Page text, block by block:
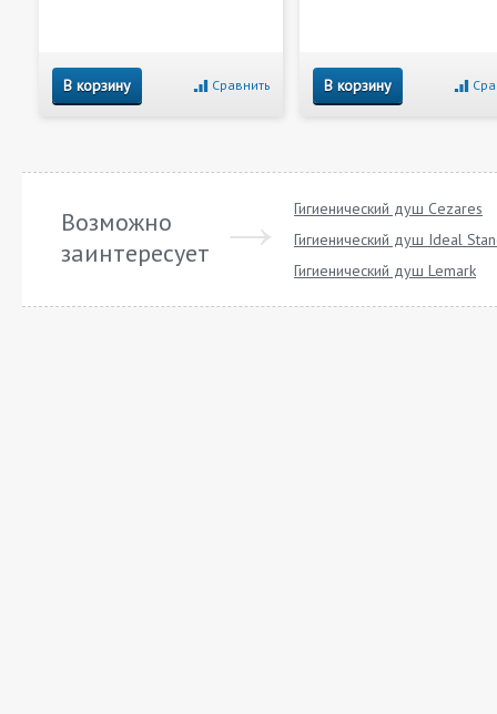
В корзину Сравнить В корзину
Возможно
заинтересует
Гигиенический душ Cezares
Гигиенический душ Ideal
Гигиенический душ Lemark